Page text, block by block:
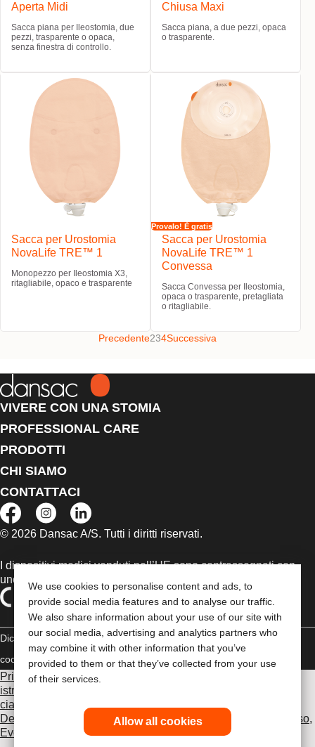
We use cookies to personalise content and ads, to
provide social media features and to analyse our traffic.
We also share information about your use of our site with
our social media, advertising and analytics partners who
may combine it with other information that you’ve
provided to them or that they’ve collected from your use
of their services.
Allow all cookies
Aperta Midi
Sacca piana per Ileostomia, due
pezzi, trasparente o opaca,
senza finestra di controllo.
Chiusa Maxi
Sacca piana, a due pezzi, opaca
o trasparente.
Sacca per Urostomia
NovaLife TRE™ 1
Monopezzo per Ileostomia X3,
ritagliabile, opaco e trasparente
Provalo! È gratis
Sacca per Urostomia
NovaLife TRE™ 1
Convessa
Sacca Convessa per Ileostomia,
opaca o trasparente, pretagliata
o ritagliabile.
Precedente234Successiva
VIVERE CON UNA STOMIA
PROFESSIONAL CARE
PRODOTTI
CHI SIAMO
CONTATTACI
© 2026 Dansac A/S. Tutti i diritti riservati.
I dispositivi medici venduti nell’UE sono contrassegnati con
uno dei seguenti simboli, a seconda dei casi
Dichiarazione di copyright Politica sulla riservatezza Gestione dei
cookie
Compliance
Prima di utilizzare uno dei prodotti indicati, leggi per intero le
istruzioni d'uso contenute nel foglietto illustrativo fornito con
ciascun prodotto, che include le sezioni Uso previsto,
Descrizione, Controindicazioni, Avvertenze, Precauzioni d'uso,
Eventi avversi e Istruzioni d'uso del dispositivo